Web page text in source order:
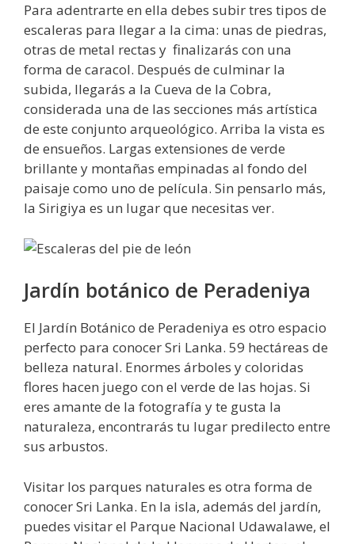
Para adentrarte en ella debes subir tres tipos de
escaleras para llegar a la cima: unas de piedras,
otras de metal rectas y finalizarás con una
forma de caracol. Después de culminar la
subida, llegarás a la Cueva de la Cobra,
considerada una de las secciones más artística
de este conjunto arqueológico. Arriba la vista es
de ensueños. Largas extensiones de verde
brillante y montañas empinadas al fondo del
paisaje como uno de película. Sin pensarlo más,
la Sirigiya es un lugar que necesitas ver.
Jardín botánico de Peradeniya
El Jardín Botánico de Peradeniya es otro espacio
perfecto para conocer Sri Lanka. 59 hectáreas de
belleza natural. Enormes árboles y coloridas
flores hacen juego con el verde de las hojas. Si
eres amante de la fotografía y te gusta la
naturaleza, encontrarás tu lugar predilecto entre
sus arbustos.
Visitar los parques naturales es otra forma de
conocer Sri Lanka. En la isla, además del jardín,
puedes visitar el Parque Nacional Udawalawe, el